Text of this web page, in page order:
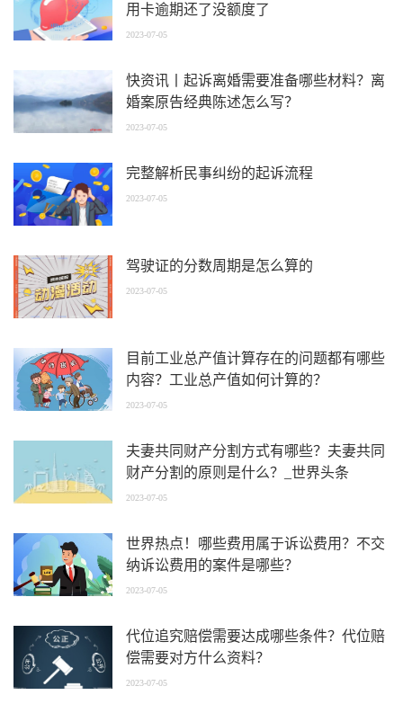
用卡逾期还了没额度了
2023-07-05
快资讯丨起诉离婚需要准备哪些材料？离
婚案原告经典陈述怎么写？
2023-07-05
完整解析民事纠纷的起诉流程
2023-07-05
驾驶证的分数周期是怎么算的
2023-07-05
目前工业总产值计算存在的问题都有哪些
内容？工业总产值如何计算的？
2023-07-05
夫妻共同财产分割方式有哪些？夫妻共同
财产分割的原则是什么？_世界头条
2023-07-05
世界热点！哪些费用属于诉讼费用？不交
纳诉讼费用的案件是哪些？
2023-07-05
代位追究赔偿需要达成哪些条件？代位赔
偿需要对方什么资料？
2023-07-05